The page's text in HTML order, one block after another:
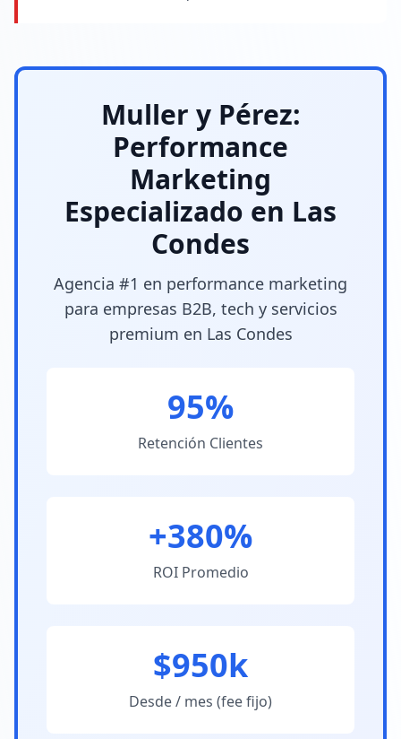
Muller y Pérez:
Performance
Marketing
Especializado en Las
Condes
Agencia #1 en performance marketing
para empresas B2B, tech y servicios
premium en Las Condes
95%
Retención Clientes
+380%
ROI Promedio
$950k
Desde / mes (fee fijo)